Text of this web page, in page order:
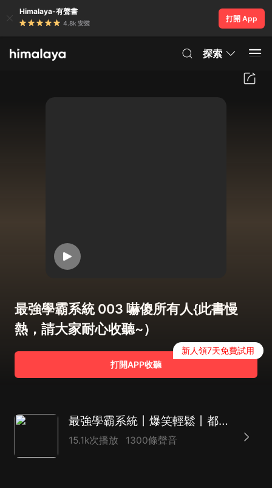
Himalaya-有聲書
4.8k 安裝
打開 App
探索
最強學霸系統 003 嚇傻所有人{此書慢
熱，請大家耐心收聽~）
打開APP收聽
新人領7天免費試用
最強學霸系統丨爆笑輕鬆丨都市爽文丨多人有聲劇丨校園青春丨熱血爽文
15.1k次播放 1300條聲音